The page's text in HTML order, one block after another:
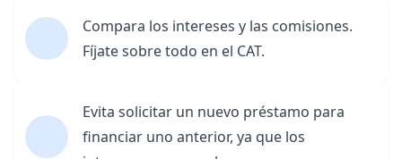
Compara los intereses y las comisiones.
Fíjate sobre todo en el CAT.
Evita solicitar un nuevo préstamo para
financiar uno anterior, ya que los